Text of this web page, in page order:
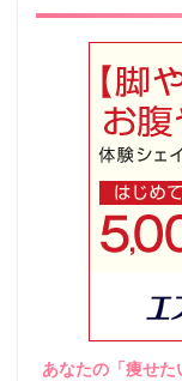
あなたの「痩せ